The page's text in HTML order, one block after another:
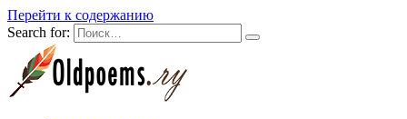
Перейти к содержанию
Search for: